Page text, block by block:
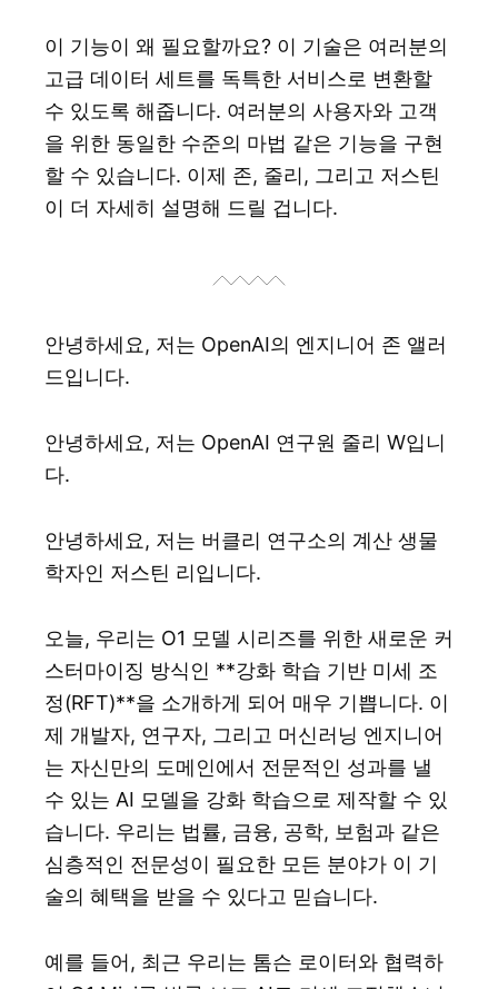
이 기능이 왜 필요할까요? 이 기술은 여러분의
고급 데이터 세트를 독특한 서비스로 변환할
수 있도록 해줍니다. 여러분의 사용자와 고객
을 위한 동일한 수준의 마법 같은 기능을 구현
할 수 있습니다. 이제 존, 줄리, 그리고 저스틴
이 더 자세히 설명해 드릴 겁니다.
안녕하세요, 저는 OpenAI의 엔지니어 존 앨러
드입니다.
안녕하세요, 저는 OpenAI 연구원 줄리 W입니
다.
안녕하세요, 저는 버클리 연구소의 계산 생물
학자인 저스틴 리입니다.
오늘, 우리는 O1 모델 시리즈를 위한 새로운 커
스터마이징 방식인 **강화 학습 기반 미세 조
정(RFT)**을 소개하게 되어 매우 기쁩니다. 이
제 개발자, 연구자, 그리고 머신러닝 엔지니어
는 자신만의 도메인에서 전문적인 성과를 낼
수 있는 AI 모델을 강화 학습으로 제작할 수 있
습니다. 우리는 법률, 금융, 공학, 보험과 같은
심층적인 전문성이 필요한 모든 분야가 이 기
술의 혜택을 받을 수 있다고 믿습니다.
예를 들어, 최근 우리는 톰슨 로이터와 협력하